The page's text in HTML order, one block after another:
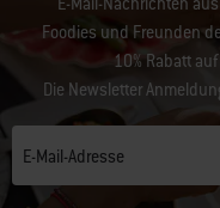
Foodies und Freunden
10% Rabatt
Die Newsletter
E-Mail-Adresse